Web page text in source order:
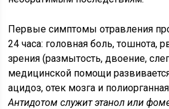
Первые симптомы отравления
24 часа: головная боль, тошнота,
зрения (размытость, двоение,
медицинской помощи
ацидоз, отек мозга и
Антидотом служит этанол или